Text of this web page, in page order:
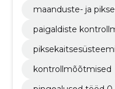
maanduste- ja
paigaldiste
kontrollmõõtmised